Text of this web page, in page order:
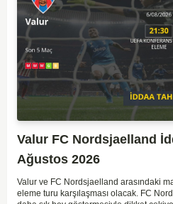
Valur FC Nordsjaelland
Ağustos 2026
Valur ve FC Nordsjaelland arasındaki
eleme turu karşılaşması olacak. FC